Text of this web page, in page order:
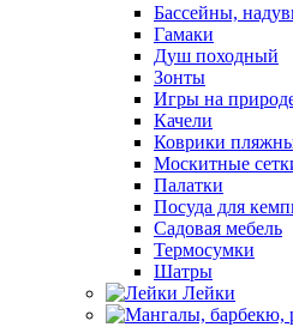
Бассейны,
Гамаки
Душ походный
Зонты
Игры на
Качели
Коврики
Москитные
Палатки
Посуда для
Садовая мебель
Термосумки
Шатры
Лейки